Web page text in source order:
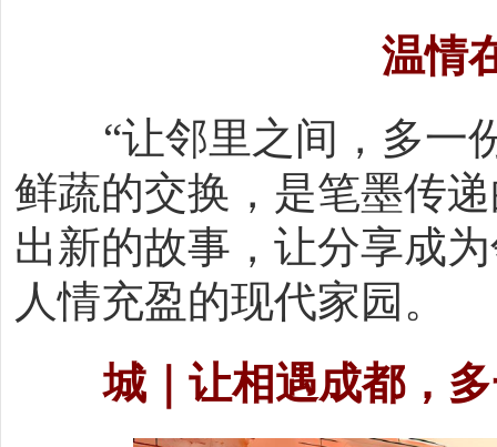
温情
“让邻里之间，多一
鲜蔬的交换，是笔墨传
出新的故事，让分享成
人情充盈的现代家园。
城｜让相遇成都，